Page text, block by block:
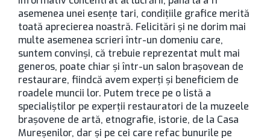
asemenea unei esenţe tari, condiţiile grafice merită
toată aprecierea noastră. Felicitări şi ne dorim mai
multe asemenea scrieri într-un domeniu care,
suntem convinşi, că trebuie reprezentat mult mai
generos, poate chiar şi într-un salon braşovean de
restaurare, fiindcă avem experţi şi beneficiem de
roadele muncii lor. Putem trece pe o listă a
specialiştilor pe experţii restauratori de la muzeele
braşovene de artă, etnografie, istorie, de la Casa
Mureşenilor, dar şi pe cei care refac bunurile pe